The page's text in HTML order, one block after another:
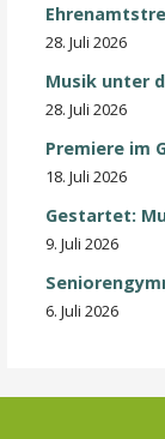
28. Juli 2026
Musik unter
28. Juli 2026
Premiere im
18. Juli 2026
Gestartet:
9. Juli 2026
6. Juli 2026